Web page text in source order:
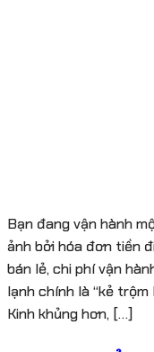
Bạn đang vận hành
ảnh bởi hóa đơn tiền
bán lẻ, chi phí vận
lạnh chính là “kẻ trộm
Kinh khủng hơn, […]